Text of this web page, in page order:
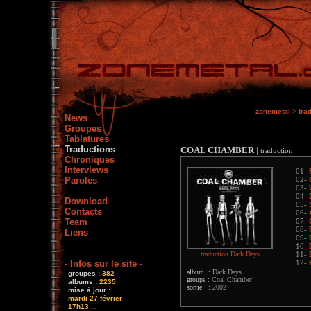
News
Groupes
Tablatures
Traductions
Chroniques
Interviews
Paroles
Download
Contacts
Team
Liens
- Infos sur le site -
groupes : 382
albums : 2235
mise à jour :
mardi 27 février
17h13 ...
zonemetal >
COAL CHAMBER| traduction
traduction Dark Days
album : Dark Days
groupe : Coal Chamber
sortie : 2002
01-
02-
03-
04-
05-
06-
07-
08-
09-
10-
11-
12-